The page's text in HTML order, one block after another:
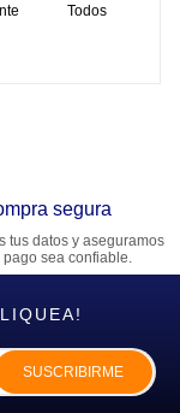
Todos
segura
tus datos y aseguramos
pago sea confiable.
SUSCRIBIRME